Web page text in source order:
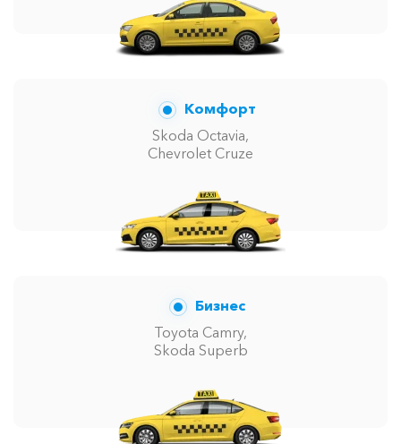
Комфорт
Skoda Octavia,
Chevrolet Cruze
Бизнес
Toyota Camry,
Skoda Superb